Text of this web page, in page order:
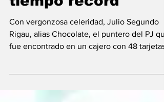
fue liberado en
tiempo récord
Con vergonzosa celeridad, Julio Segundo
fue encontrado en un cajero con 48 tarjetas